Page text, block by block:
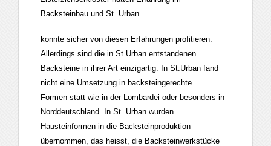
Backsteinbau und St. Urban
konnte sicher von diesen Erfahrungen profitieren.
Allerdings sind die in St.Urban entstandenen
Backsteine in ihrer Art einzigartig. In St.Urban fand
nicht eine Umsetzung in backsteingerechte
Formen statt wie in der Lombardei oder besonders in
Norddeutschland. In St. Urban wurden
Hausteinformen in die Backsteinproduktion
übernommen, das heisst, die Backsteinwerkstücke